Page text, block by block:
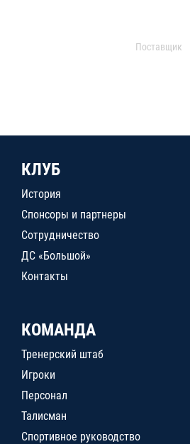
Поставщик
КЛУБ
История
Спонсоры и партнеры
Сотрудничество
ДС «Большой»
Контакты
КОМАНДА
Тренерский штаб
Игроки
Персонал
Талисман
Спортивное руководство